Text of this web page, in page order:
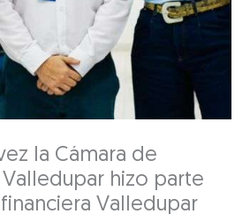
la Cámara de
hizo parte
Valledupar